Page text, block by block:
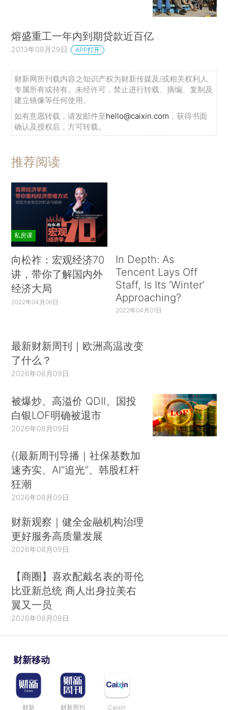
熔盛重工一年内到期贷款近百亿
2013年08月29日 APP打开
财新网所刊载内容之知识产权为财新传媒及/或相关权利人
专属所有或持有。未经许可，禁止进行转载、摘编、复制及
建立镜像等任何使用。
如有意愿转载，请发邮件至hello@caixin.com ，获得书面
确认及授权后，方可转载。
推荐阅读
私房课
向松祚：宏观经济70
讲，带你了解国内外
经济大局
2022年04月06日
In Depth: As
Tencent Lays Off
Staff, Is Its ‘Winter’
Approaching?
2022年04月01日
最新财新周刊｜欧洲高温改变
了什么？
2026年08月09日
被爆炒、高溢价 QDII、国投
白银LOF明确被退市
2026年08月09日
{{最新周刊导播｜社保基数加
速夯实、AI“追光”、韩股杠杆
狂潮
2026年08月09日
财新观察｜健全金融机构治理
更好服务高质量发展
2026年08月09日
【商圈】喜欢配戴名表的哥伦
比亚新总统 商人出身拉美右
翼又一员
2026年08月09日
财新移动
财新 财新周刊 Caixin